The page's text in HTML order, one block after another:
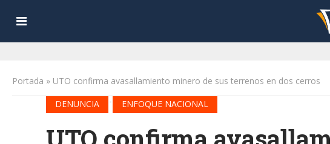
Portada » UTO confirma avasallamiento minero de sus terrenos en dos cerros
DENUNCIA
ENFOQUE NACIONAL